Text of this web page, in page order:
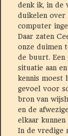
denk ik, in de
duikelen over
computer
Daar zaten
onze duimen
de buurt.
situatie aan
kennis moest
gevoel voor
bron van
en de
elkaar kunnen
In de vredige